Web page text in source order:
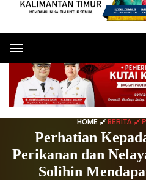
Toggle
navigation
HOME BERITA
Perhatian
Perikanan dan
Solihin